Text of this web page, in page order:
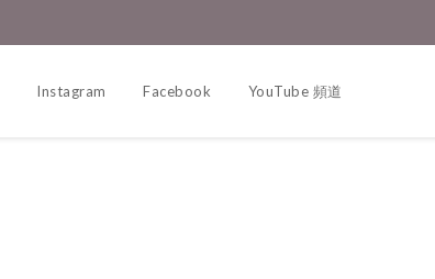
Instagram Facebook YouTube 頻道